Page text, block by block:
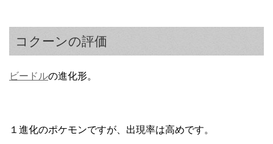
コクーンの評価
ビードルの進化形。
１進化のポケモンですが、出現率は高めです。